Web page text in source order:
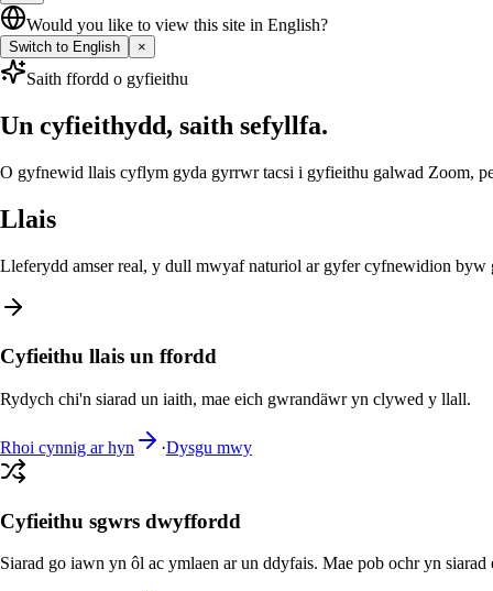
Would you like to view this site in English?
Switch to English ×
Saith ffordd o gyfieithu
Un cyfieithydd, saith sefyllfa.
O gyfnewid llais cyflym gyda gyrrwr tacsi i gyfieithu galwad Zoom,
Llais
Lleferydd amser real, y dull mwyaf naturiol ar gyfer cyfnewidion byw
Cyfieithu llais un ffordd
Rydych chi'n siarad un iaith, mae eich gwrandäwr yn clywed y llall.
Rhoi cynnig ar hyn ·Dysgu mwy
Cyfieithu sgwrs dwyffordd
Siarad go iawn yn ôl ac ymlaen ar un ddyfais. Mae pob ochr yn